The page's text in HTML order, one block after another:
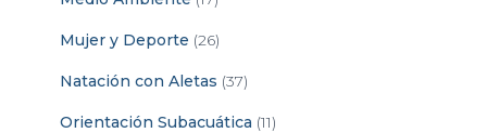
Mujer y Deporte (26)
Natación con Aletas (37)
Orientación Subacuática (11)